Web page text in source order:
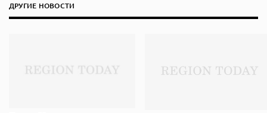
ДРУГИЕ НОВОСТИ